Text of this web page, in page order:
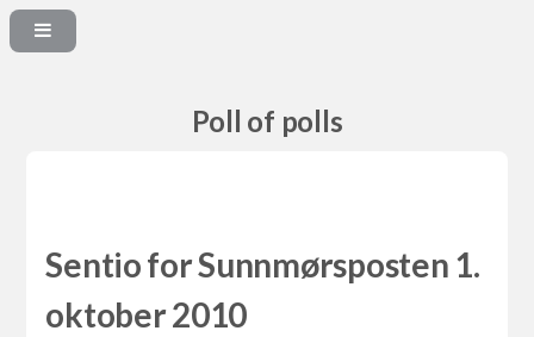
Poll of polls
Sentio for Sunnmørsposten 1.
oktober 2010